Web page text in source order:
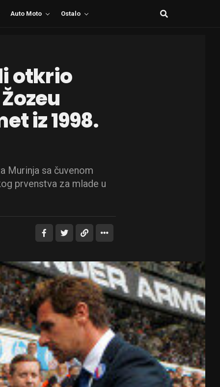
Auto Moto Ostalo
otkrio
iz 1998.
Murinja sa čuvenom
prvenstva za mlade u